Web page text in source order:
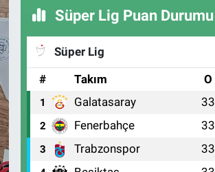
Süper Lig Puan Durumu
Süper Lig
#
Takım O
1 Galatasaray 33
2 Fenerbahçe 33
3 Trabzonspor 33